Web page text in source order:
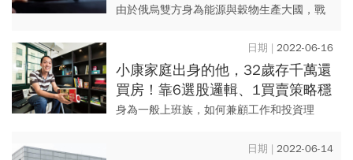
進場搶短，這5檔塑化股可關注
由於俄烏雙方身為能源與穀物生產大國，戰
地因疫情加劇而導致供應鏈中斷。在通膨上
升壓力之下，加上美國勞動力...
2022-06-16
小康家庭出身的他，32歲存千萬還
買房！靠6選股邏輯、1買賣策略穩
穩賺：心態一投機就會摔跤
身為一般上班族，如何兼顧工作和投資理
時就開始投資，出社會後靠著自己研究的股
2022-06-14